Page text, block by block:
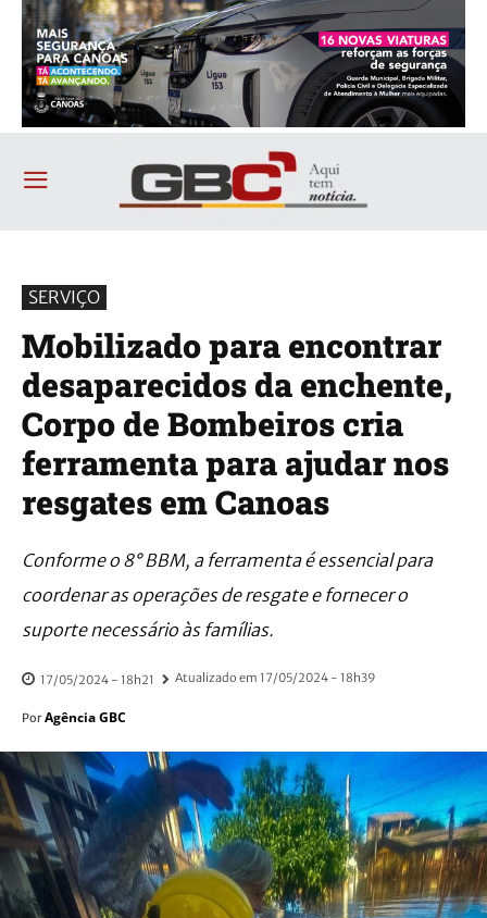
SERVIÇO
Mobilizado para encontrar
desaparecidos da enchente,
Corpo de Bombeiros cria
ferramenta para ajudar nos
resgates em Canoas
Conforme o 8° BBM, a ferramenta é essencial para
coordenar as operações de resgate e fornecer o
suporte necessário às famílias.
17/05/2024 - 18h21 Atualizado em 17/05/2024 - 18h39
Por Agência GBC